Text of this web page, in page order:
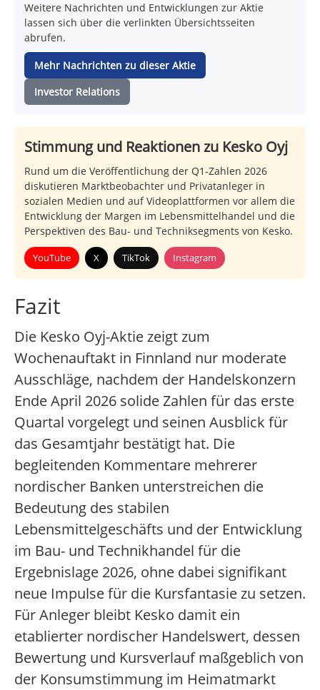
Weitere Nachrichten und Entwicklungen zur Aktie
lassen sich über die verlinkten Übersichtsseiten
abrufen.
Mehr Nachrichten zu dieser Aktie
Investor Relations
Stimmung und Reaktionen zu Kesko Oyj
Rund um die Veröffentlichung der Q1-Zahlen 2026
diskutieren Marktbeobachter und Privatanleger in
sozialen Medien und auf Videoplattformen vor allem die
Entwicklung der Margen im Lebensmittelhandel und die
Perspektiven des Bau- und Techniksegments von Kesko.
YouTube X TikTok Instagram
Fazit
Die Kesko Oyj-Aktie zeigt zum
Wochenauftakt in Finnland nur moderate
Ausschläge, nachdem der Handelskonzern
Ende April 2026 solide Zahlen für das erste
Quartal vorgelegt und seinen Ausblick für
das Gesamtjahr bestätigt hat. Die
begleitenden Kommentare mehrerer
nordischer Banken unterstreichen die
Bedeutung des stabilen
Lebensmittelgeschäfts und der Entwicklung
im Bau- und Technikhandel für die
Ergebnislage 2026, ohne dabei signifikant
neue Impulse für die Kursfantasie zu setzen.
Für Anleger bleibt Kesko damit ein
etablierter nordischer Handelswert, dessen
Bewertung und Kursverlauf maßgeblich von
der Konsumstimmung im Heimatmarkt